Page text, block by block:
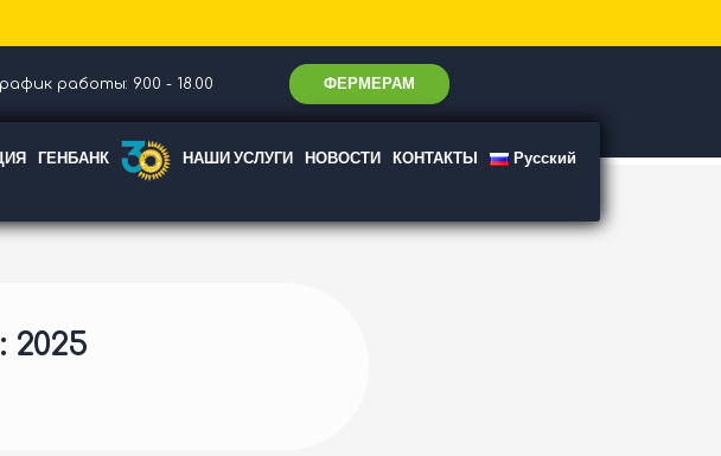
работы: 9.00 - 18.00 ФЕРМЕРАМ
ГЕНБАНК НАШИ УСЛУГИ НОВОСТИ КОНТАКТЫ Русский
2025